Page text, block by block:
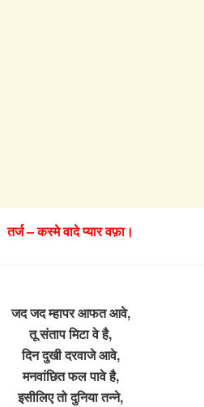
तर्ज – कस्मे वादे प्यार वफ़ा।
जद जद म्हापर आफत आवे,
तू संताप मिटा वे है,
दिन दुखी दरवाजे आवे,
मनवांछित फल पावे है,
इसीलिए तो दुनिया तन्ने,